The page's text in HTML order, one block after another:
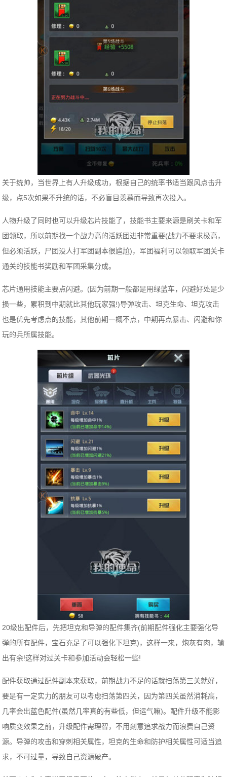
关于统帅，当世界上有人升级成功，根据自己的统率书适当跟风点击升
级，点5次如果不升统的话，不必盲目羡慕而导致再次投入。
人物升级了同时也可以升级芯片技能了，技能书主要来源是刷关卡和军
团领取，所以前期找一个战力高的活跃团进非常重要(战力不要求极高，
但必须活跃，尸团没人打军团副本很尴尬)，军团福利可以领取军团关卡
通关的技能书奖励和军团采集分成。
芯片通用技能主要点闪避。(因为前期一般都是用绿蓝车，闪避好处是少
损一些，累积到中期就比其他玩家强!)导弹攻击、坦克生命、坦克攻击
也是优先考虑点的技能，其他前期一概不点，中期再点暴击、闪避和你
玩的兵所属技能。
20级出配件后，先把坦克和导弹的配件集齐(前期配件强化主要强化导
弹的所有配件，宝石充足了可以强化下坦克)，这样一来，炮灰有肉，输
出有余!这样对过关卡和参加活动会轻松一些!
配件获取通过配件副本来获取，前期战力不足的话就扫荡第三关就好，
要是有一定实力的朋友可以考虑扫荡第四关，因为第四关虽然消耗高，
几率会出蓝色配件(虽然几率真的有些低，但运气嘛)。配件升级不能影
响质变效果之前，升级配件需理智，不用刻意追求战力而浪费自己资
源。导弹的攻击和穿刺相关属性，坦克的生命和防护相关属性可适当追
求，不可过量，导致自己资源破产。